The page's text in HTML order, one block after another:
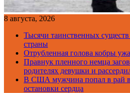
8 августа, 2026
Тысячи таинственных
страны
Отрубленная голова кобры
Правнук пленного немца
родителях девушки и
В США мужчина попал в рай
остановки сердца